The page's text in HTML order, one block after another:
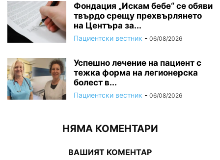
Фондация „Искам бебе“ се обяви
твърдо срещу прехвърлянето
на Центъра за...
Пациентски вестник - 06/08/2026
Успешно лечение на пациент с
тежка форма на легионерска
болест в...
Пациентски вестник - 06/08/2026
НЯМА КОМЕНТАРИ
ВАШИЯТ КОМЕНТАР